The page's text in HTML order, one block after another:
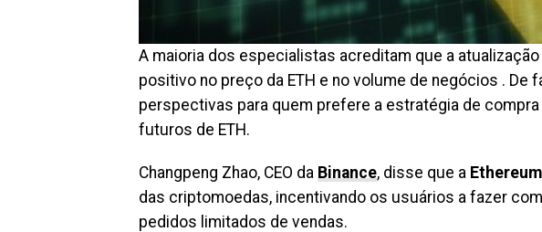
A maioria dos especialistas acreditam que a atualização
positivo no preço da ETH e no volume de negócios . De
perspectivas para quem prefere a estratégia de
futuros de ETH.
Changpeng Zhao, CEO da Binance, disse que a
das criptomoedas, incentivando os usuários a fazer
pedidos limitados de vendas.